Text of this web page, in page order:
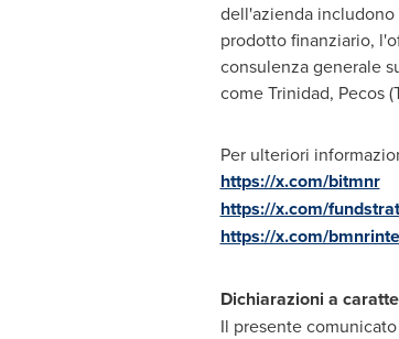
dell'azienda
prodotto finanziario,
consulenza generale
comeTrinidad, Pecos(
Per ulteriori
https://x.com/bitmnr
https://x.com/fundstrat
https://x.com/
Dichiarazioni a
Il presente